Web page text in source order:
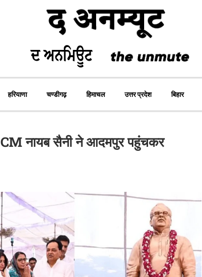
हरियाणा चण्डीगढ़ हिमाचल उत्तर प्रदेश बिहार
CM नायब सैनी ने आदमपुर पहुंचकर